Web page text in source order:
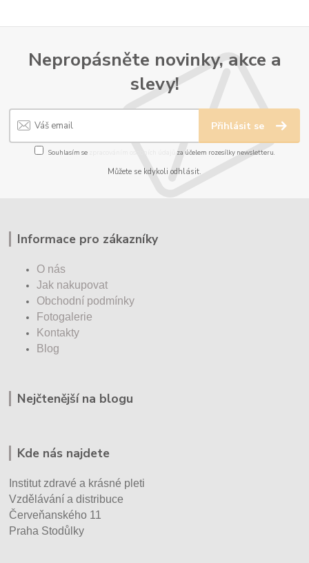
Nepropásněte novinky, akce a
slevy!
Přihlásit se
Souhlasím se za účelem rozesílky newsletteru.
Můžete se kdykoli odhlásit.
Informace pro zákazníky
O nás
Jak nakupovat
Obchodní podmínky
Fotogalerie
Kontakty
Blog
Nejčtenější na blogu
Kde nás najdete
Institut zdravé a krásné pleti
Vzdělávání a distribuce
Červeňanského 11
Praha Stodůlky